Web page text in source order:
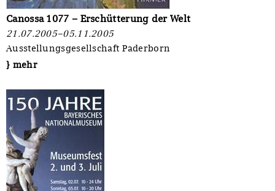
Canossa 1077 – Erschütterung der Welt
21.07.2005–05.11.2005
Ausstellungsgesellschaft Paderborn
} mehr